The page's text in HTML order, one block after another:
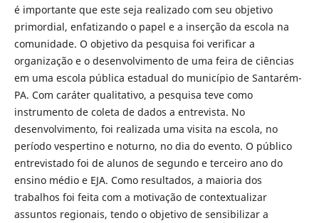
é importante que este seja realizado com seu objetivo
primordial, enfatizando o papel e a inserção da escola na
comunidade. O objetivo da pesquisa foi verificar a
organização e o desenvolvimento de uma feira de ciências
em uma escola pública estadual do município de Santarém-
PA. Com caráter qualitativo, a pesquisa teve como
instrumento de coleta de dados a entrevista. No
desenvolvimento, foi realizada uma visita na escola, no
período vespertino e noturno, no dia do evento. O público
entrevistado foi de alunos de segundo e terceiro ano do
ensino médio e EJA. Como resultados, a maioria dos
trabalhos foi feita com a motivação de contextualizar
assuntos regionais, tendo o objetivo de sensibilizar a